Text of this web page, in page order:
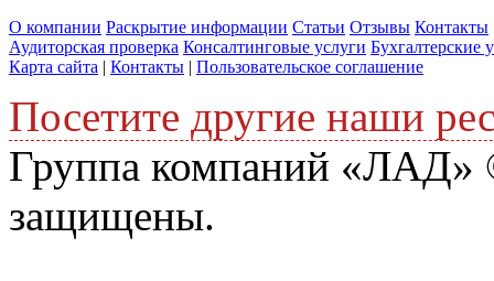
О компании Раскрытие информации Статьи Отзывы Контакты
Аудиторская проверка Консалтинговые услуги Бухгалтерские
Карта сайта | Контакты | Пользовательское соглашение
Посетите другие наши
Группа компаний «ЛАД»
защищены.